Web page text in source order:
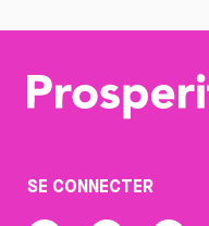
SE CONNECTER